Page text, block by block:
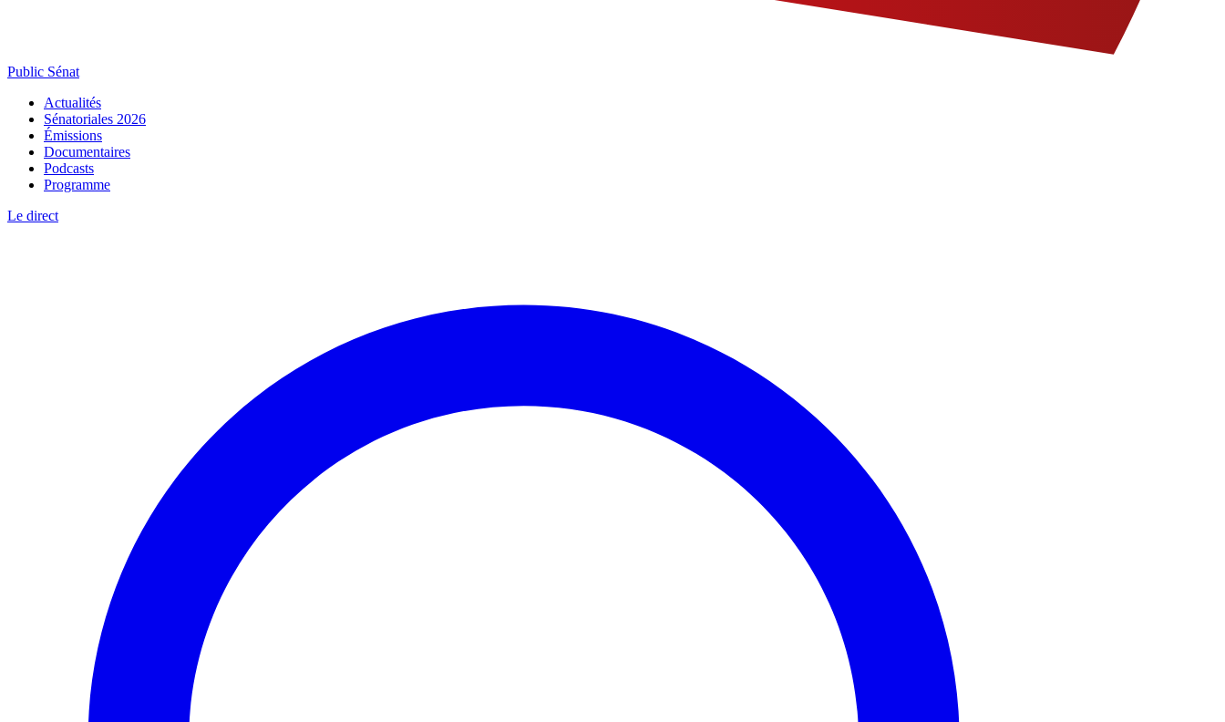
Public Sénat
Actualités
Sénatoriales 2026
Émissions
Documentaires
Podcasts
Programme
Le direct